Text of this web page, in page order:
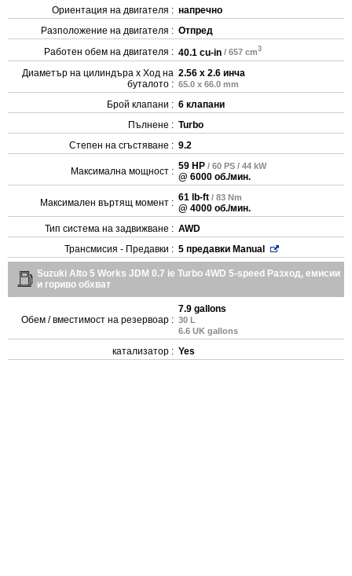
Ориентация на двигателя : напречно
Разположение на двигателя : Отпред
Работен обем на двигателя : 40.1 cu-in / 657 cm3
Диаметър на цилиндъра x Ход на
буталото :
2.56 x 2.6 инча
65.0 x 66.0 mm
Брой клапани : 6 клапани
Пълнене : Turbo
Степен на сгъстяване : 9.2
Максимална мощност : 59 HP / 60 PS / 44 kW
@ 6000 об./мин.
Максимален въртящ момент : 61 lb-ft / 83 Nm
@ 4000 об./мин.
Тип система на задвижване : AWD
Трансмисия - Предавки : 5 предавки Manual
Suzuki Alto 5 Works JDM 0.7 ie Turbo 4WD 5-speed Разход, емисии
и гориво обхват
Обем / вместимост на резервоар :
7.9 gallons
30 L
6.6 UK gallons
катализатор : Yes